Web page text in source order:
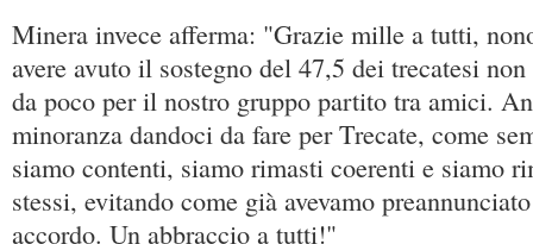
Minera invece afferma: "Grazie mille a tutti,
avere avuto il sostegno del 47,5 dei trecatesi
da poco per il nostro gruppo partito tra amici.
minoranza dandoci da fare per Trecate, come
siamo contenti, siamo rimasti coerenti e siamo
stessi, evitando come già avevamo
accordo. Un abbraccio a tutti!"